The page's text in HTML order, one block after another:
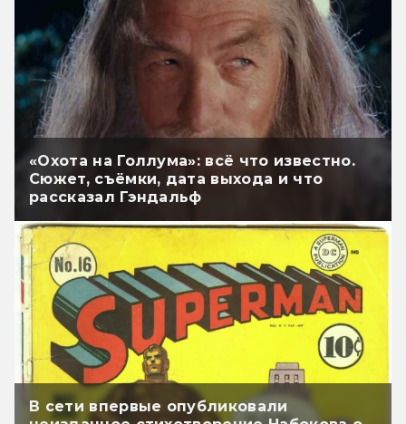
«Охота на Голлума»: всё что известно.
Сюжет, съёмки, дата выхода и что
рассказал Гэндальф
В сети впервые опубликовали